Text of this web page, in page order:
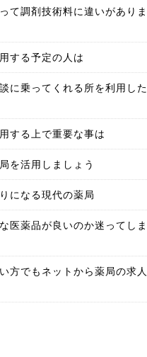
て調剤技術料に違いがありま
する予定の人は
に乗ってくれる所を利用した
する上で重要な事は
を活用しましょう
になる現代の薬局
医薬品が良いのか迷ってしま
方でもネットから薬局の求人